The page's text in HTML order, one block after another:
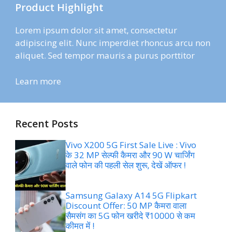
Product Highlight
Lorem ipsum dolor sit amet, consectetur
adipiscing elit. Nunc imperdiet rhoncus arcu non
aliquet. Sed tempor mauris a purus porttitor
Learn more
Recent Posts
Vivo X200 5G First Sale Live : Vivo
के 32 MP सेल्फी कैमरा और 90 W चार्जिंग
वाले फोन की पहली सेल शुरू, देखें ऑफर !
Samsung Galaxy A14 5G Flipkart
Discount Offer: 50 MP कैमरा वाला
सैमसंग का 5G फोन खरीदे ₹10000 से कम
कीमत में !